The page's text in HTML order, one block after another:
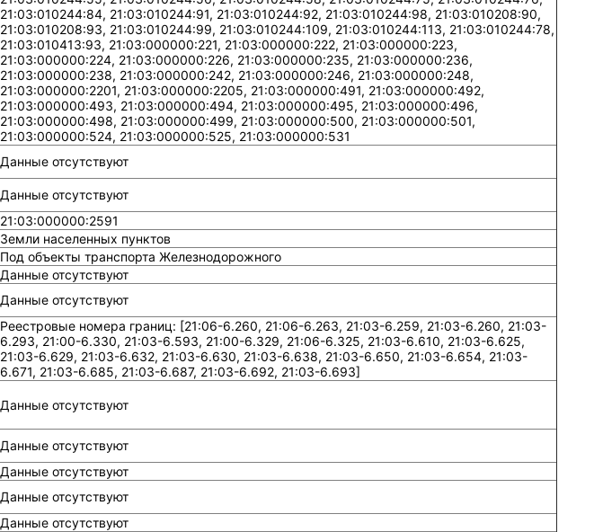
21:03:010244:84, 21:03:010244:91, 21:03:010244:92, 21:03:010244:98, 21:03:010208:90,
21:03:010208:93, 21:03:010244:99, 21:03:010244:109, 21:03:010244:113, 21:03:010244:78,
21:03:010413:93, 21:03:000000:221, 21:03:000000:222, 21:03:000000:223,
21:03:000000:224, 21:03:000000:226, 21:03:000000:235, 21:03:000000:236,
21:03:000000:238, 21:03:000000:242, 21:03:000000:246, 21:03:000000:248,
21:03:000000:2201, 21:03:000000:2205, 21:03:000000:491, 21:03:000000:492,
21:03:000000:493, 21:03:000000:494, 21:03:000000:495, 21:03:000000:496,
21:03:000000:498, 21:03:000000:499, 21:03:000000:500, 21:03:000000:501,
21:03:000000:524, 21:03:000000:525, 21:03:000000:531
Данные отсутствуют
Данные отсутствуют
21:03:000000:2591
Земли населенных пунктов
Под объекты транспорта Железнодорожного
Данные отсутствуют
Данные отсутствуют
Реестровые номера границ: [21:06-6.260, 21:06-6.263, 21:03-6.259, 21:03-6.260, 21:03-
6.293, 21:00-6.330, 21:03-6.593, 21:00-6.329, 21:06-6.325, 21:03-6.610, 21:03-6.625,
21:03-6.629, 21:03-6.632, 21:03-6.630, 21:03-6.638, 21:03-6.650, 21:03-6.654, 21:03-
6.671, 21:03-6.685, 21:03-6.687, 21:03-6.692, 21:03-6.693]
Данные отсутствуют
Данные отсутствуют
Данные отсутствуют
Данные отсутствуют
Данные отсутствуют